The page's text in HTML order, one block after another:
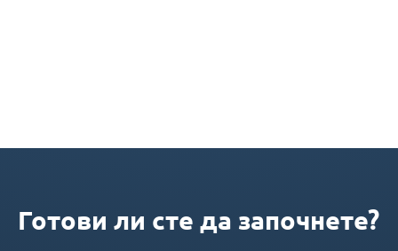
Готови ли сте да започнете?